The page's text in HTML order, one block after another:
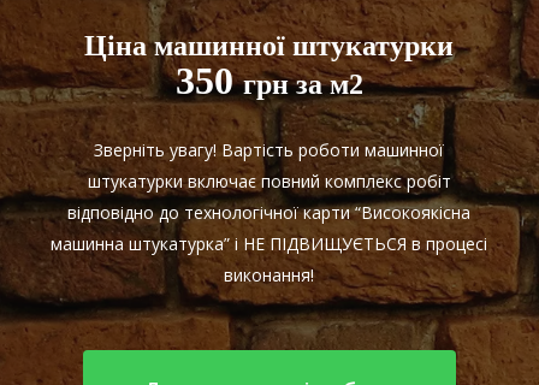
Ціна машинної штукатурки
350грн за м2
Зверніть увагу! Вартість роботи машинної
штукатурки включає повний комплекс робіт
відповідно до технологічної карти “Високоякісна
машинна штукатурка” і НЕ ПІДВИЩУЄТЬСЯ в процесі
виконання!